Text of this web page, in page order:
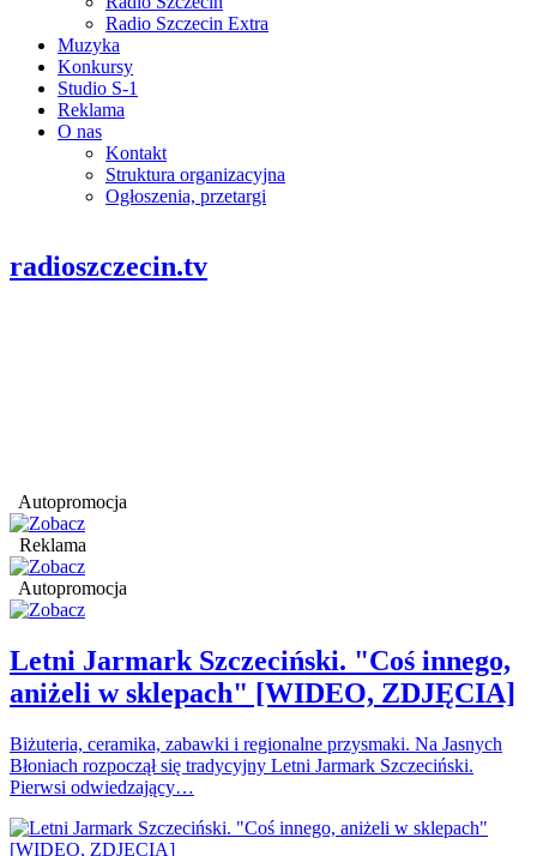
Radio Szczecin Extra
Muzyka
Konkursy
Studio S-1
Reklama
O nas
Kontakt
Struktura organizacyjna
Ogłoszenia, przetargi
radioszczecin.tv
Autopromocja
Reklama
Autopromocja
Letni Jarmark Szczeciński. "Coś innego,
aniżeli w sklepach" [WIDEO, ZDJĘCIA]
Biżuteria, ceramika, zabawki i regionalne przysmaki. Na Jasnych
Błoniach rozpoczął się tradycyjny Letni Jarmark Szczeciński.
Pierwsi odwiedzający…